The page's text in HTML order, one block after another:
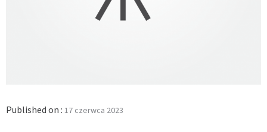
Published on : 17 czerwca 2023